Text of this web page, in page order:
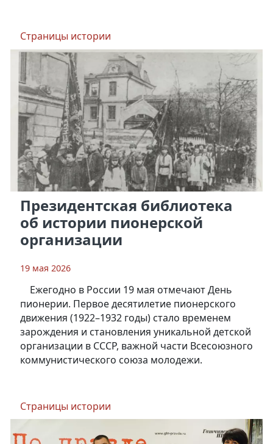
Страницы истории
Президентская библиотека
об истории пионерской
организации
19 мая 2026
Ежегодно в России 19 мая отмечают День
пионерии. Первое десятилетие пионерского
движения (1922–1932 годы) стало временем
зарождения и становления уникальной детской
организации в СССР, важной части Всесоюзного
коммунистического союза молодежи.
Страницы истории